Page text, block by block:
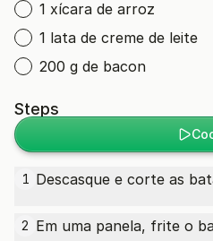
1 xícara de arroz
1 lata de creme de leite
200 g de bacon
Steps
1 Descasque e corte as
2 Em uma panela, frite o